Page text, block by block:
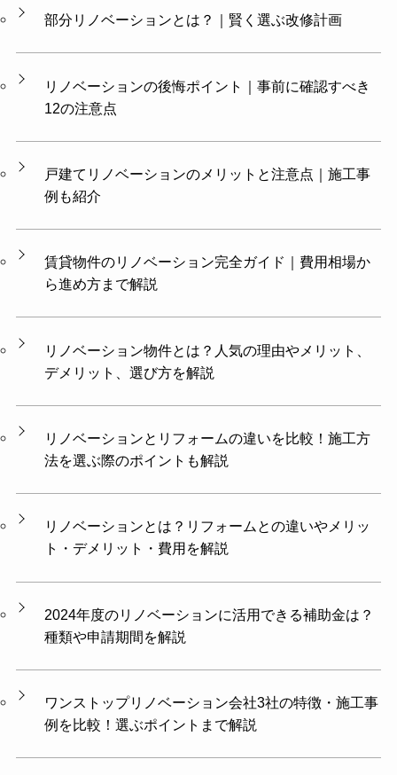
部分リノベーションとは？｜賢く選ぶ改修計画
リノベーションの後悔ポイント｜事前に確認すべき
12の注意点
戸建てリノベーションのメリットと注意点｜施工事
例も紹介
賃貸物件のリノベーション完全ガイド｜費用相場か
ら進め方まで解説
リノベーション物件とは？人気の理由やメリット、
デメリット、選び方を解説
リノベーションとリフォームの違いを比較！施工方
法を選ぶ際のポイントも解説
リノベーションとは？リフォームとの違いやメリッ
ト・デメリット・費用を解説
2024年度のリノベーションに活用できる補助金は？
種類や申請期間を解説
ワンストップリノベーション会社3社の特徴・施工事
例を比較！選ぶポイントまで解説